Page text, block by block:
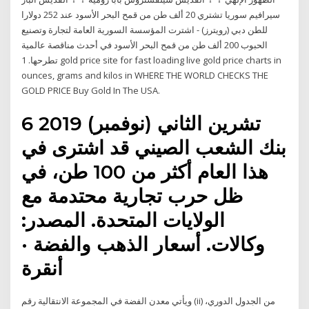
سيرافيم سوريا تشتري 20 ألف طن من قمح البحر الأسود عند 252 دولارا
للطن دبي (رويترز) - اشترت المؤسسة السورية العامة لتجارة وتصنيع
الحبوب 200 ألف طن من قمح البحر الأسود في أحدث مناقصة عالمية
تطرحها. 1 gold price site for fast loading live gold price charts in
ounces, grams and kilos in WHERE THE WORLD CHECKS THE
GOLD PRICE Buy Gold In The USA.
6 تشرين الثاني (نوفمبر) 2019
بنك الشعب الصيني قد اشترى في
هذا العام أكثر من 100 طن، في
ظل حرب تجارية محتدمة مع
الولايات المتحدة. المصدر:
وكالات. أسعار الذهب والفضة ·
ويأتي معدن الفضة في المجموعة الانتقالية رقم (ii) من الجدول الدوري،